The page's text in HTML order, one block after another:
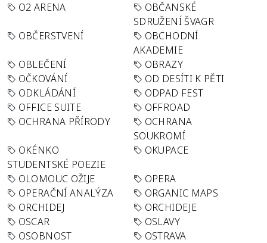
O2 ARENA
OBČANSKÉ
SDRUŽENÍ ŠVAGR
OBČERSTVENÍ
OBCHODNÍ
AKADEMIE
OBLEČENÍ
OBRAZY
OČKOVÁNÍ
OD DESÍTI K PĚTI
ODKLÁDÁNÍ
ODPAD FEST
OFFICE SUITE
OFFROAD
OCHRANA PŘÍRODY
OCHRANA
SOUKROMÍ
OKÉNKO
STUDENTSKÉ POEZIE
OKUPACE
OLOMOUC OŽIJE
OPERA
OPERAČNÍ ANALÝZA
ORGANIC MAPS
ORCHIDEJ
ORCHIDEJE
OSCAR
OSLAVY
OSOBNOST
OSTRAVA